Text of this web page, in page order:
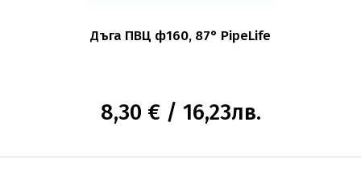
Дъга ПВЦ ф160, 87° PipeLife
8,30 € / 16,23лв.